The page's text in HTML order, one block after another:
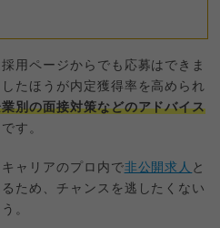
用ページからでも応募はできま
たほうが内定獲得率を高められ
別の面接対策などのアドバイス
す。
ャリアのプロ内で非公開求人 と
ため、チャンスを逃したくない
。